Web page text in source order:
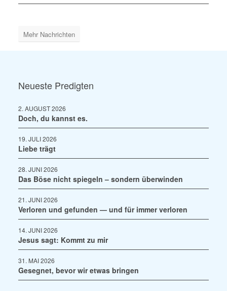
Mehr Nachrichten
Neueste Predigten
2. AUGUST 2026
Doch, du kannst es.
19. JULI 2026
Liebe trägt
28. JUNI 2026
Das Böse nicht spiegeln – sondern überwinden
21. JUNI 2026
Verloren und gefunden — und für immer verloren
14. JUNI 2026
Jesus sagt: Kommt zu mir
31. MAI 2026
Gesegnet, bevor wir etwas bringen